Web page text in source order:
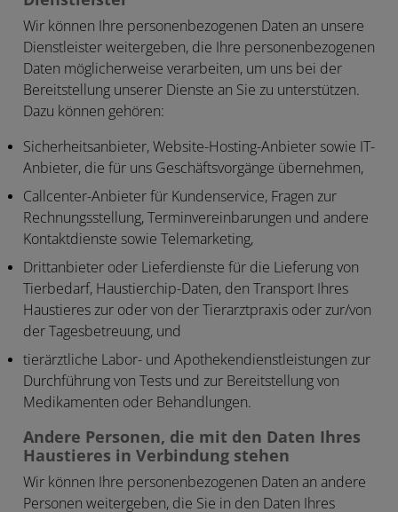
Wir können Ihre personenbezogenen Daten an unsere
Dienstleister weitergeben, die Ihre personenbezogenen
Daten möglicherweise verarbeiten, um uns bei der
Bereitstellung unserer Dienste an Sie zu unterstützen.
Dazu können gehören:
Sicherheitsanbieter, Website-Hosting-Anbieter sowie IT-
Anbieter, die für uns Geschäftsvorgänge übernehmen,
Callcenter-Anbieter für Kundenservice, Fragen zur
Rechnungsstellung, Terminvereinbarungen und andere
Kontaktdienste sowie Telemarketing,
Drittanbieter oder Lieferdienste für die Lieferung von
Tierbedarf, Haustierchip-Daten, den Transport Ihres
Haustieres zur oder von der Tierarztpraxis oder zur/von
der Tagesbetreuung, und
tierärztliche Labor- und Apothekendienstleistungen zur
Durchführung von Tests und zur Bereitstellung von
Medikamenten oder Behandlungen.
Andere Personen, die mit den Daten Ihres
Haustieres in Verbindung stehen
Wir können Ihre personenbezogenen Daten an andere
Personen weitergeben, die Sie in den Daten Ihres